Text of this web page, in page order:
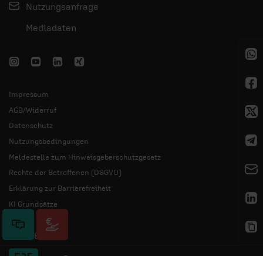
Nutzungsanfrage
Mediadaten
Impressum
AGB/Widerruf
Datenschutz
Nutzungsbedingungen
Meldestelle zum Hinweisgeberschutzgesetz
Rechte der Betroffenen (DSGVO)
Erklärung zur Barrierefreiheit
KI Grundsätze
© 2026 ERF